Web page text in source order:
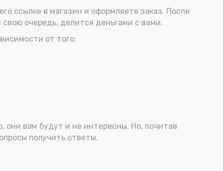
ссылке в магазин и оформляете заказ. После
очередь, делится деньгами с вами.
от того:
они вам будут и не интересны. Но, почитав
получить ответы.